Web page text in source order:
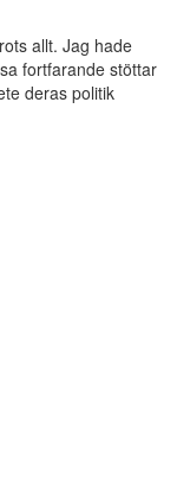
allt. Jag hade
fortfarande stöttar
deras politik